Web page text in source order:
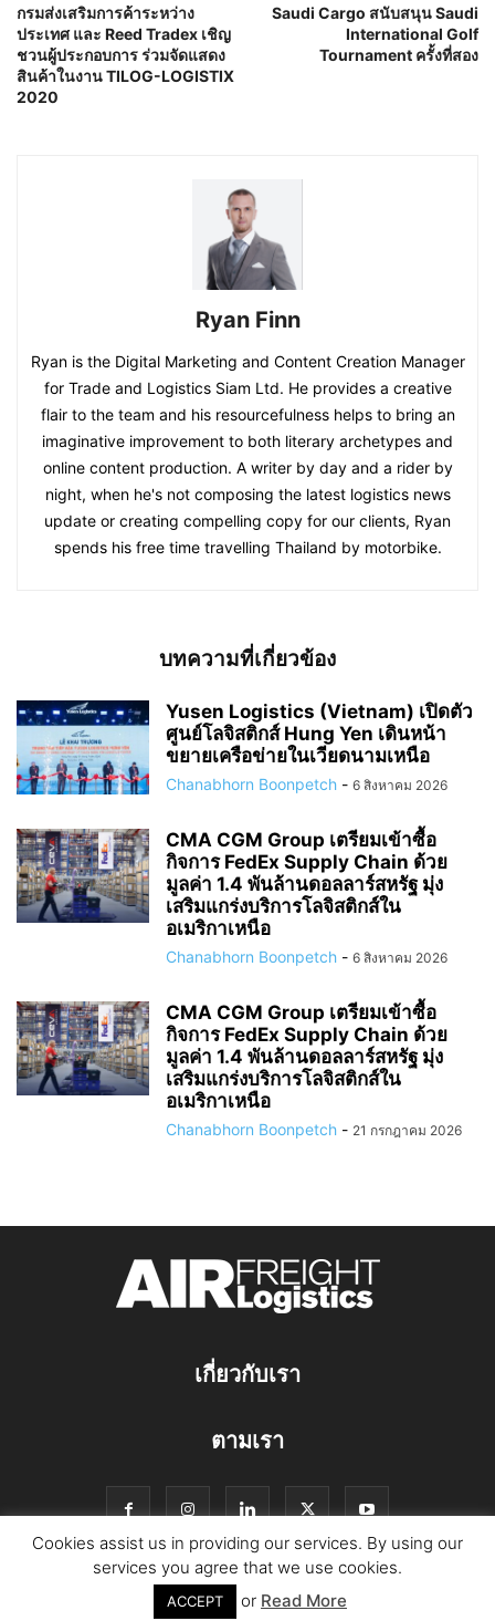
กรมส่งเสริมการค้าระหว่าง
ประเทศ และ Reed Tradex เชิญ
ชวนผู้ประกอบการ ร่วมจัดแสดง
สินค้าในงาน TILOG-LOGISTIX
2020
Saudi Cargo สนับสนุน Saudi
International Golf
Tournament ครั้งที่สอง
Ryan Finn
Ryan is the Digital Marketing and Content Creation Manager
for Trade and Logistics Siam Ltd. He provides a creative
flair to the team and his resourcefulness helps to bring an
imaginative improvement to both literary archetypes and
online content production. A writer by day and a rider by
night, when he's not composing the latest logistics news
update or creating compelling copy for our clients, Ryan
spends his free time travelling Thailand by motorbike.
บทความที่เกี่ยวข้อง
Yusen Logistics (Vietnam) เปิดตัว
ศูนย์โลจิสติกส์ Hung Yen เดินหน้า
ขยายเครือข่ายในเวียดนามเหนือ
Chanabhorn Boonpetch - 6 สิงหาคม 2026
CMA CGM Group เตรียมเข้าซื้อ
กิจการ FedEx Supply Chain ด้วย
มูลค่า 1.4 พันล้านดอลลาร์สหรัฐ มุ่ง
เสริมแกร่งบริการโลจิสติกส์ใน
อเมริกาเหนือ
Chanabhorn Boonpetch - 6 สิงหาคม 2026
CMA CGM Group เตรียมเข้าซื้อ
กิจการ FedEx Supply Chain ด้วย
มูลค่า 1.4 พันล้านดอลลาร์สหรัฐ มุ่ง
เสริมแกร่งบริการโลจิสติกส์ใน
อเมริกาเหนือ
Chanabhorn Boonpetch - 21 กรกฎาคม 2026
เกี่ยวกับเรา
ตามเรา
© Copyright Logistics Manager
Cookies assist us in providing our services. By using our
services you agree that we use cookies.
ACCEPT or Read More